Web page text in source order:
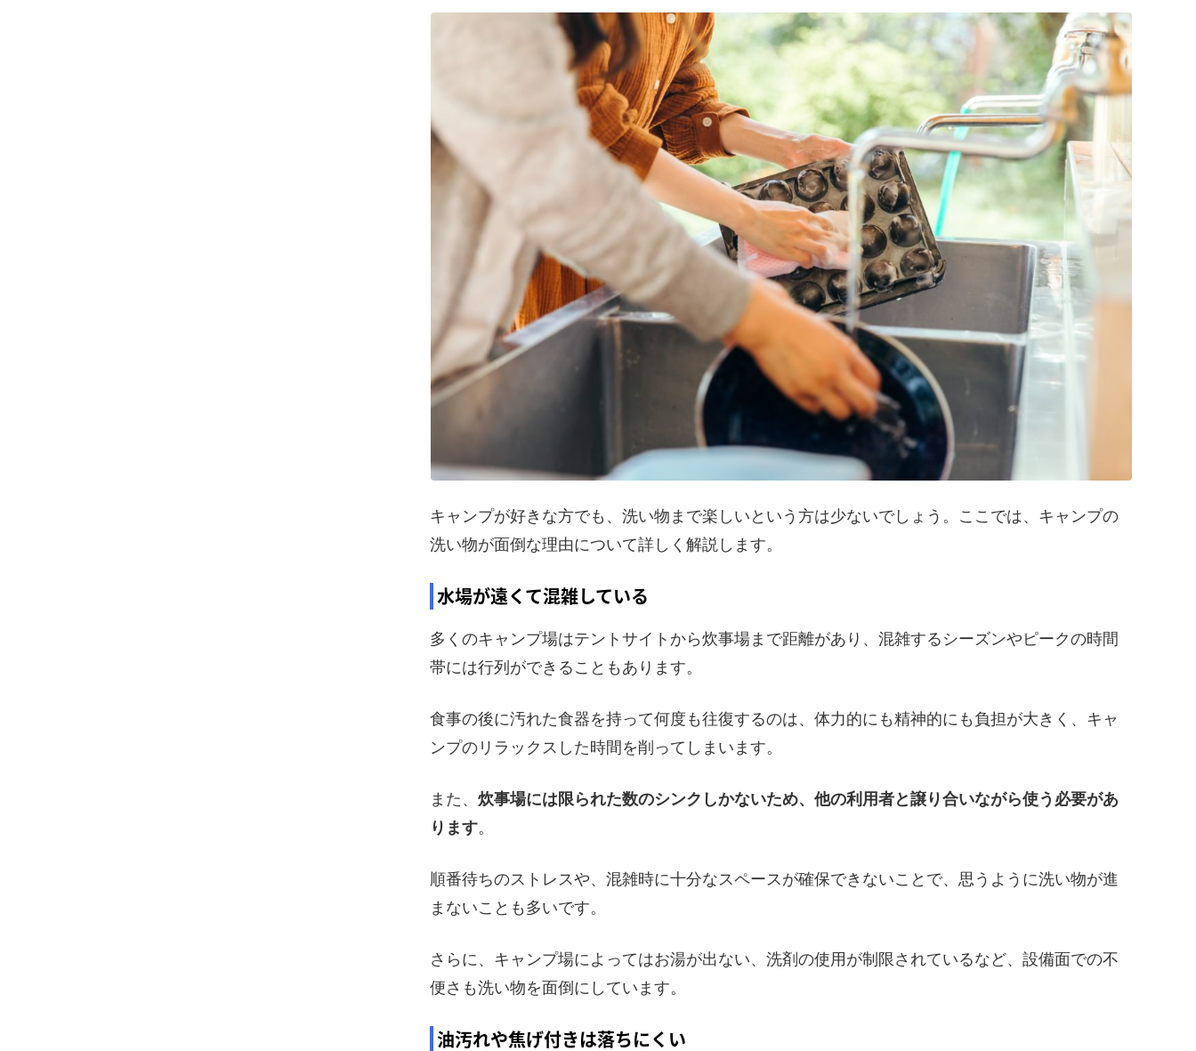
キャンプが好きな方でも、洗い物まで楽しいという方は少ないでしょう。ここでは、キャンプの
洗い物が面倒な理由について詳しく解説します。
水場が遠くて混雑している
多くのキャンプ場はテントサイトから炊事場まで距離があり、混雑するシーズンやピークの時間
帯には行列ができることもあります。
食事の後に汚れた食器を持って何度も往復するのは、体力的にも精神的にも負担が大きく、キャ
ンプのリラックスした時間を削ってしまいます。
また、炊事場には限られた数のシンクしかないため、他の利用者と譲り合いながら使う必要があ
ります。
順番待ちのストレスや、混雑時に十分なスペースが確保できないことで、思うように洗い物が進
まないことも多いです。
さらに、キャンプ場によってはお湯が出ない、洗剤の使用が制限されているなど、設備面での不
便さも洗い物を面倒にしています。
油汚れや焦げ付きは落ちにくい